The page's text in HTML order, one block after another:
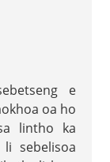
e
oa ho
lintho ka
sebelisoa